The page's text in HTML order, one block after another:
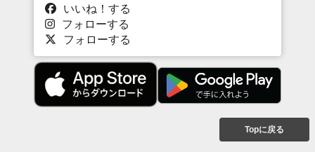
いいね！する
フォローする
フォローする
Topに戻る